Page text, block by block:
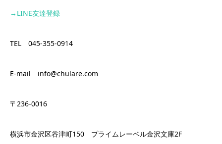
→LINE友達登録
TEL 045-355-0914
E-mail info@chulare.com
〒236-0016
横浜市金沢区谷津町150 プライムレーベル金沢文庫2F